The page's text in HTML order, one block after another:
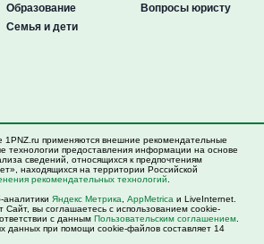
Образование
Семья и дети
Вопросы юристу
применяются внешние рекомендательные
технологии предоставления информации на основе
сведений, относящихся к предпочтениям
находящихся на территории Российской
рекомендательных технологий
аналитики Яндекс Метрика AppMetrica и LiveInternet.
Сайт, вы соглашаетесь с использованием cookie-
с данным Пользовательским соглашением
данных при помощи cookie-файлов составляет 14